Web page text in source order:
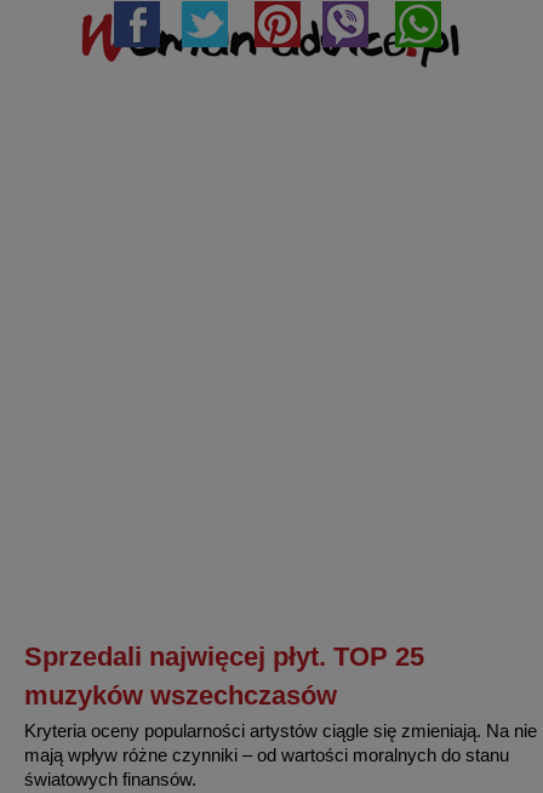
Sprzedali najwięcej płyt. TOP 25
muzyków wszechczasów
Kryteria oceny popularności artystów ciągle się zmieniają. Na nie
mają wpływ różne czynniki – od wartości moralnych do stanu
światowych finansów.